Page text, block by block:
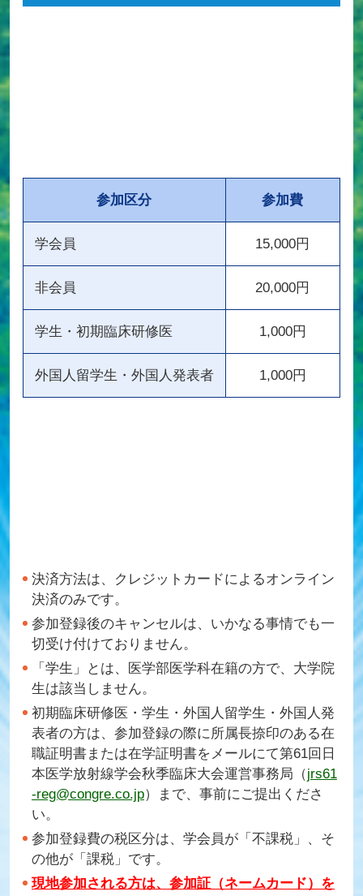
参加区分 参加費
学会員 15,000円
非会員 20,000円
学生・初期臨床研修医 1,000円
外国人留学生・外国人発表者 1,000円
決済方法は、クレジットカードによるオンライン
決済のみです。
参加登録後のキャンセルは、いかなる事情でも一
切受け付けておりません。
「学生」とは、医学部医学科在籍の方で、大学院
生は該当しません。
初期臨床研修医・学生・外国人留学生・外国人発
表者の方は、参加登録の際に所属長捺印のある在
職証明書または在学証明書をメールにて第61回日
本医学放射線学会秋季臨床大会運営事務局（jrs61
-reg@congre.co.jp）まで、事前にご提出くださ
い。
参加登録費の税区分は、学会員が「不課税」、そ
の他が「課税」です。
現地参加される方は、参加証（ネームカード）を